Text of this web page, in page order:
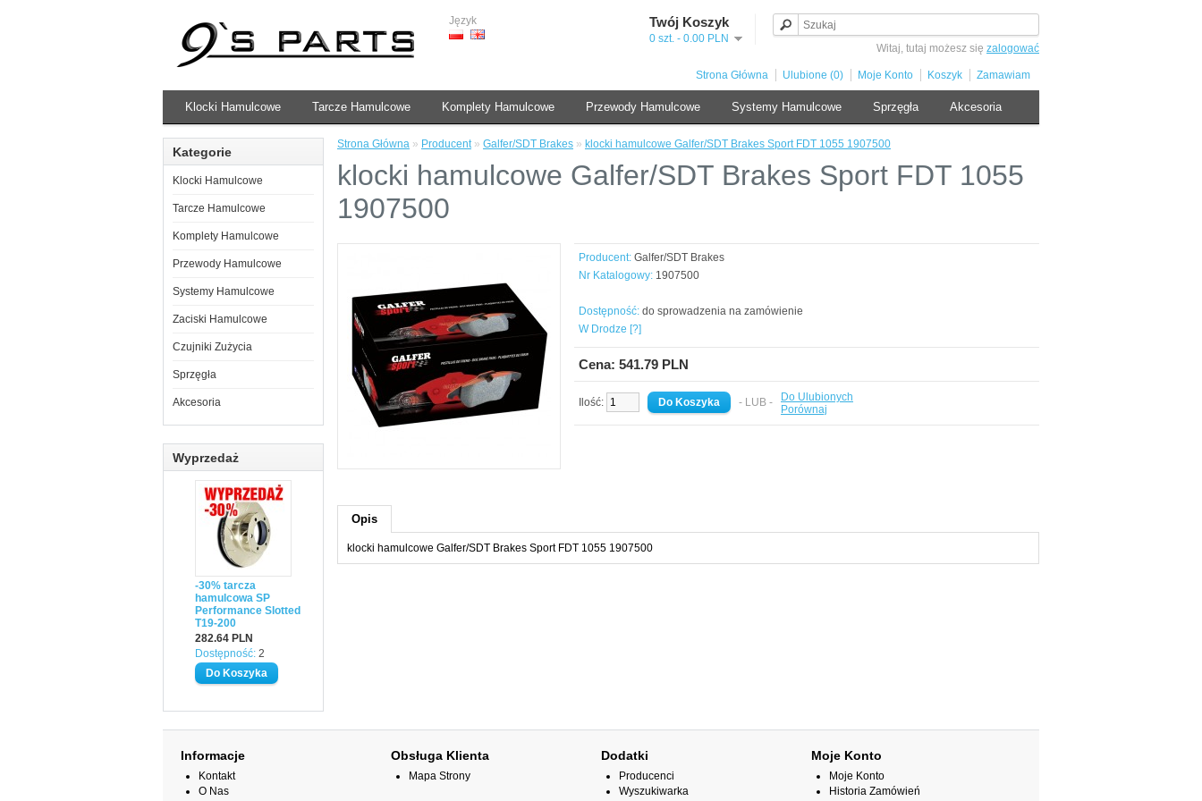
Język Twój Koszyk
0 szt. - 0.00 PLN
Witaj, tutaj możesz się zalogować
Strona Główna Ulubione (0) Moje Konto Koszyk Zamawiam
Klocki Hamulcowe Tarcze Hamulcowe Komplety Hamulcowe Przewody Hamulcowe Systemy Hamulcowe Sprzęgła Akcesoria
Kategorie
Klocki Hamulcowe
Tarcze Hamulcowe
Komplety Hamulcowe
Przewody Hamulcowe
Systemy Hamulcowe
Zaciski Hamulcowe
Czujniki Zużycia
Sprzęgła
Akcesoria
Wyprzedaż
-30% tarcza
hamulcowa SP
Performance Slotted
T19-200
282.64 PLN
Dostępność: 2
Strona Główna » Producent» Galfer/SDT Brakes » klocki hamulcowe Galfer/SDT Brakes Sport FDT 1055 1907500
klocki hamulcowe Galfer/SDT Brakes Sport FDT 1055
1907500
Producent: Galfer/SDT Brakes
Nr Katalogowy: 1907500
Dostępność: do sprowadzenia na zamówienie
W Drodze [?]
Cena: 541.79 PLN
Ilość: - LUB -
Do Ulubionych
Porównaj
Opis
klocki hamulcowe Galfer/SDT Brakes Sport FDT 1055 1907500
Informacje
Kontakt
O Nas
Obsługa Klienta
Mapa Strony
Dodatki
Producenci
Wyszukiwarka
Moje Konto
Moje Konto
Historia Zamówień